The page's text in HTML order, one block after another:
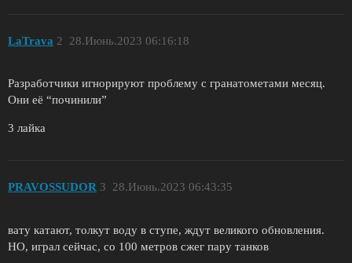
LaTrava 28.Июнь.2023 06:16:18
2
Разработчики игнорируют проблему с гранатометами месяц.
Они её “починили”
3 лайка
PRAVOSSUDOR 28.Июнь.2023 06:43:35
3
вату катают, толкут воду в ступе, ждут великого обновления.
НО, играл сейчас, со 100 метров сжег пару танков